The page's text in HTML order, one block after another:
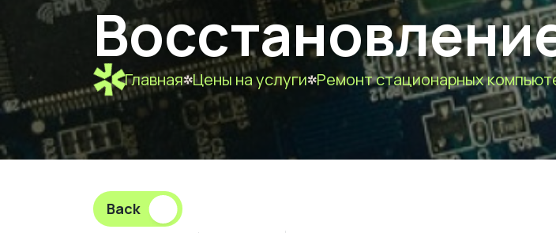
Главная Цены на услуги Ремонт стационарных
Back